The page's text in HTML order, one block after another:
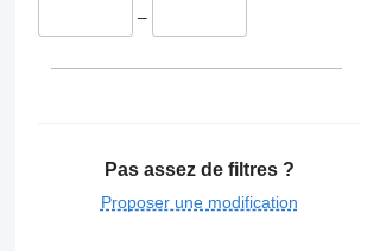
–
Pas assez de filtres ?
Proposer une modification